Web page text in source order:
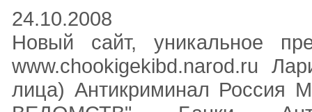
24.10.2008
Новый сайт, уникальное
www.chookigekibd.narod.ru
лица) Антикриминал